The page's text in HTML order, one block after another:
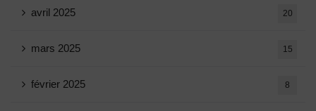
avril 2025 20
mars 2025 15
février 2025 8